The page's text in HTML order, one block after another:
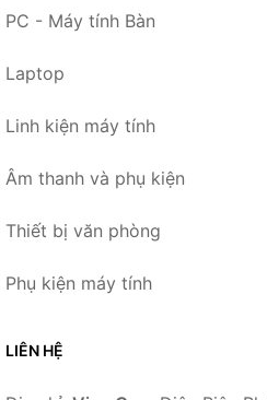
PC - Máy tính Bàn
Laptop
Linh kiện máy tính
Âm thanh và phụ kiện
Thiết bị văn phòng
Phụ kiện máy tính
LIÊN HỆ